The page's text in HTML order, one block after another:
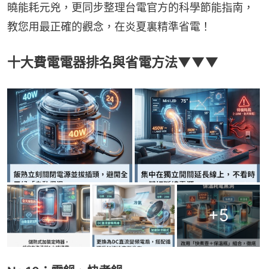
曉能耗元兇，更同步整理台電官方的科學節能指南，
教您用最正確的觀念，在炎夏裏精準省電！
十大費電電器排名與省電方法▼▼▼
+5